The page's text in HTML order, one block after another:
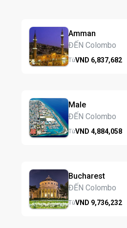
Amman
ĐẾN Colombo
TừVND 6,837,682
Male
ĐẾN Colombo
TừVND 4,884,058
Bucharest
ĐẾN Colombo
TừVND 9,736,232